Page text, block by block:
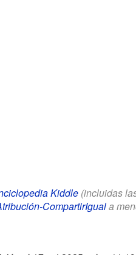
Kiddle(incluidas
CompartirIguala